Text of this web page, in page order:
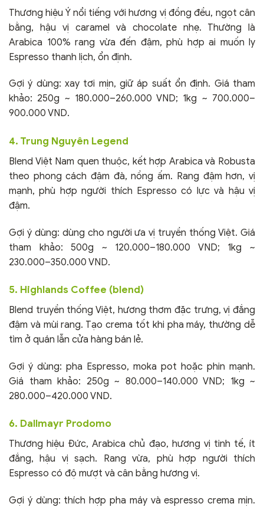
Thương hiệu Ý nổi tiếng với hương vị đồng đều, ngọt cân
bằng, hậu vị caramel và chocolate nhẹ. Thường là
Arabica 100% rang vừa đến đậm, phù hợp ai muốn ly
Espresso thanh lịch, ổn định.
Gợi ý dùng: xay tơi mịn, giữ áp suất ổn định. Giá tham
khảo: 250g ~ 180.000–260.000 VND; 1kg ~ 700.000–
900.000 VND.
4. Trung Nguyên Legend
Blend Việt Nam quen thuộc, kết hợp Arabica và Robusta
theo phong cách đậm đà, nồng ấm. Rang đậm hơn, vị
mạnh, phù hợp người thích Espresso có lực và hậu vị
đậm.
Gợi ý dùng: dùng cho người ưa vị truyền thống Việt. Giá
tham khảo: 500g ~ 120.000–180.000 VND; 1kg ~
230.000–350.000 VND.
5. Highlands Coffee (blend)
Blend truyền thống Việt, hương thơm đặc trưng, vị đắng
đậm và mùi rang. Tạo crema tốt khi pha máy, thường dễ
tìm ở quán lẫn cửa hàng bán lẻ.
Gợi ý dùng: pha Espresso, moka pot hoặc phin mạnh.
Giá tham khảo: 250g ~ 80.000–140.000 VND; 1kg ~
280.000–420.000 VND.
6. Dallmayr Prodomo
Thương hiệu Đức, Arabica chủ đạo, hương vị tinh tế, ít
đắng, hậu vị sạch. Rang vừa, phù hợp người thích
Espresso có độ mượt và cân bằng hương vị.
Gợi ý dùng: thích hợp pha máy và espresso crema mịn.